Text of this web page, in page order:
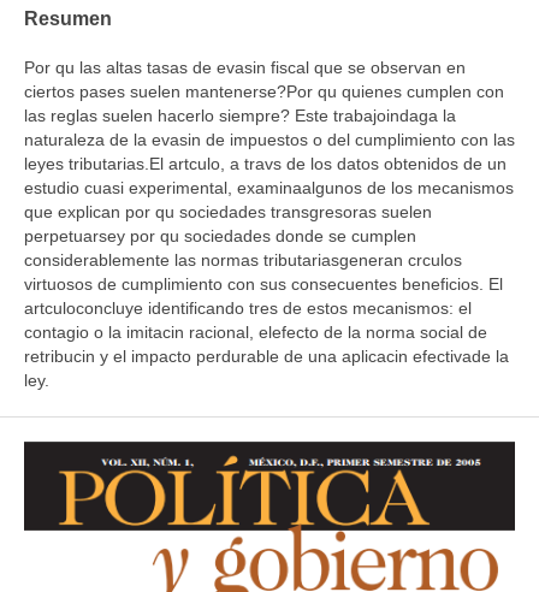
Resumen
Por qu las altas tasas de evasin fiscal que se observan en
ciertos pases suelen mantenerse?Por qu quienes cumplen con
las reglas suelen hacerlo siempre? Este trabajoindaga la
naturaleza de la evasin de impuestos o del cumplimiento con las
leyes tributarias.El artculo, a travs de los datos obtenidos de un
estudio cuasi experimental, examinaalgunos de los mecanismos
que explican por qu sociedades transgresoras suelen
perpetuarsey por qu sociedades donde se cumplen
considerablemente las normas tributariasgeneran crculos
virtuosos de cumplimiento con sus consecuentes beneficios. El
artculoconcluye identificando tres de estos mecanismos: el
contagio o la imitacin racional, elefecto de la norma social de
retribucin y el impacto perdurable de una aplicacin efectivade la
ley.